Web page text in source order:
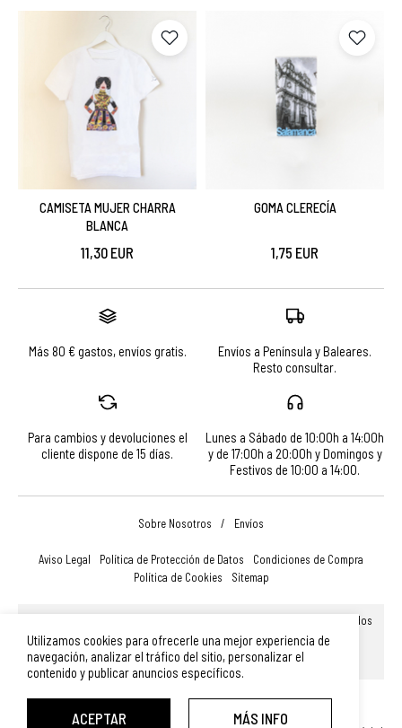
Utilizamos cookies para ofrecerle una mejor experiencia de
navegación, analizar el tráfico del sitio, personalizar el
contenido y publicar anuncios específicos.
ACEPTAR MÁS INFO
CAMISETA MUJER CHARRA
BLANCA
11,30 EUR
GOMA CLERECÍA
1,75 EUR
Más 80 € gastos, envíos gratis.
Envíos a Península y Baleares.
Resto consultar.
Para cambios y devoluciones el
cliente dispone de 15 días.
Lunes a Sábado de 10:00h a 14:00h
y de 17:00h a 20:00h y Domingos y
Festivos de 10:00 a 14:00.
Sobre Nosotros / Envíos
Aviso Legal Política de Protección de Datos
Condiciones de Compra
Política de Cookies
Sitemap
© Turismo, Comercio y Promoción Económica de Salamanca, S.A.U. Todos
los derechos reservados.
Plaza Mayor 14, 37002, Salamanca (España) |Teléfono: 923 366 756
merchandising@turismodesalamanca.com
Diseño Web SGM
SU CESTA HA SIDO MODIFICADA